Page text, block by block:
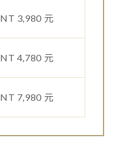
NT 3,980 元
NT 4,780 元
NT 7,980 元